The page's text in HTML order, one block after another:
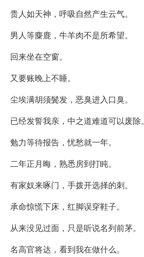
贵人如天神，呼吸自然产生云气。
男人等麋鹿，牛羊肉不是所希望。
回来坐在空窗。
又要账晚上不睡。
尘埃满胡须鬓发，恶臭进入口臭。
已经发誓我亲，中之道难道可以废除。
勉力等待报告，忧愁就一年。
二年正月晦，熟悉房到打盹。
有家奴来啄门，手拨开选择的刺。
承命惊慌下床，红脚误穿鞋子。
从来没见过面，只是听说名列前茅。
名高官将达，看到我在做什么。